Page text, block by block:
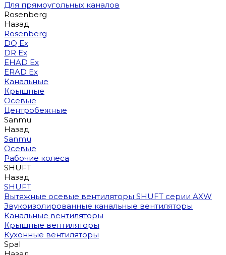
Для прямоугольных каналов
Rosenberg
Назад
Rosenberg
DQ Ex
DR Ex
EHAD Ex
ERAD Ex
Канальные
Крышные
Осевые
Центробежные
Sanmu
Назад
Sanmu
Осевые
Рабочие колеса
SHUFT
Назад
SHUFT
Вытяжные осевые вентиляторы SHUFT серии AXW
Звукоизолированные канальные вентиляторы
Канальные вентиляторы
Крышные вентиляторы
Кухонные вентиляторы
Spal